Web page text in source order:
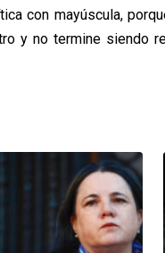
con mayúscula,
y no termine siendo